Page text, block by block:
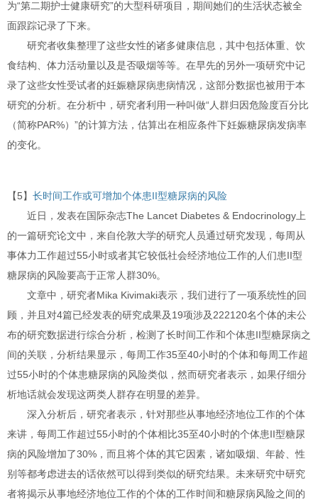
为“第二期护士健康研究”的大型科研项目，期间她们的生活状态被全
面跟踪记录了下来。
研究者收集整理了这些女性的诸多健康信息，其中包括体重、饮
食结构、体力活动量以及是否吸烟等等。在早先的另外一项研究中记
录了这些女性受试者的妊娠糖尿病患病情况，这部分数据也被用于本
研究的分析。在分析中，研究者利用一种叫做“人群归因危险度百分比
（简称PAR%）”的计算方法，估算出在相应条件下妊娠糖尿病发病率
的变化。
【5】 长时间工作或可增加个体患II型糖尿病的风险
近日，发表在国际杂志The Lancet Diabetes & Endocrinology上
的一篇研究论文中，来自伦敦大学的研究人员通过研究发现，每周从
事体力工作超过55小时或者其它较低社会经济地位工作的人们患II型
糖尿病的风险要高于正常人群30%。
文章中，研究者Mika Kivimaki表示，我们进行了一项系统性的回
顾，并且对4篇已经发表的研究成果及19项涉及222120名个体的未公
布的研究数据进行综合分析，检测了长时间工作和个体患II型糖尿病之
间的关联，分析结果显示，每周工作35至40小时的个体和每周工作超
过55小时的个体患糖尿病的风险类似，然而研究者表示，如果仔细分
析地话就会发现这两类人群存在明显的差异。
深入分析后，研究者表示，针对那些从事地经济地位工作的个体
来讲，每周工作超过55小时的个体相比35至40小时的个体患II型糖尿
病的风险增加了30%，而且将个体的其它因素，诸如吸烟、年龄、性
别等都考虑进去的话依然可以得到类似的研究结果。未来研究中研究
者将揭示从事地经济地位工作的个体的工作时间和糖尿病风险之间的